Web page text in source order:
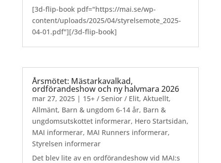
[3d-flip-book pdf="https://mai.se/wp-
content/uploads/2025/04/styrelsemote_2025-
04-01.pdf"][/3d-flip-book]
Årsmötet: Mästarkavalkad,
ordförandeshow och ny halvmara 2026
mar 27, 2025| 15+ / Senior / Elit, Aktuellt,
Allmänt, Barn & ungdom 6-14 år, Barn &
ungdomsutskottet informerar, Hero Startsidan,
MAI informerar, MAI Runners informerar,
Styrelsen informerar
Det blev lite av en ordförandeshow vid MAI:s